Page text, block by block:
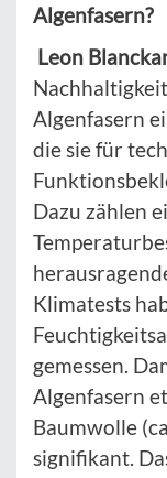
Algenfasern?
Leon
Algenfasern
die sie für
Dazu zählen
Klimatests
gemessen.
Algenfasern
Baumwolle
signifikant.